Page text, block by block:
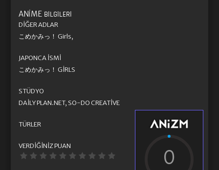
0
ANIME BILGILERI
DIĞER ADLAR
こめかみっ！ Girls,
JAPONCA İSMI
こめかみっ！ GIRLS
STÜDYO
DAILY PLAN.NET, SO-DO CREATIVE
TÜRLER
VERDIĞINIZ PUAN